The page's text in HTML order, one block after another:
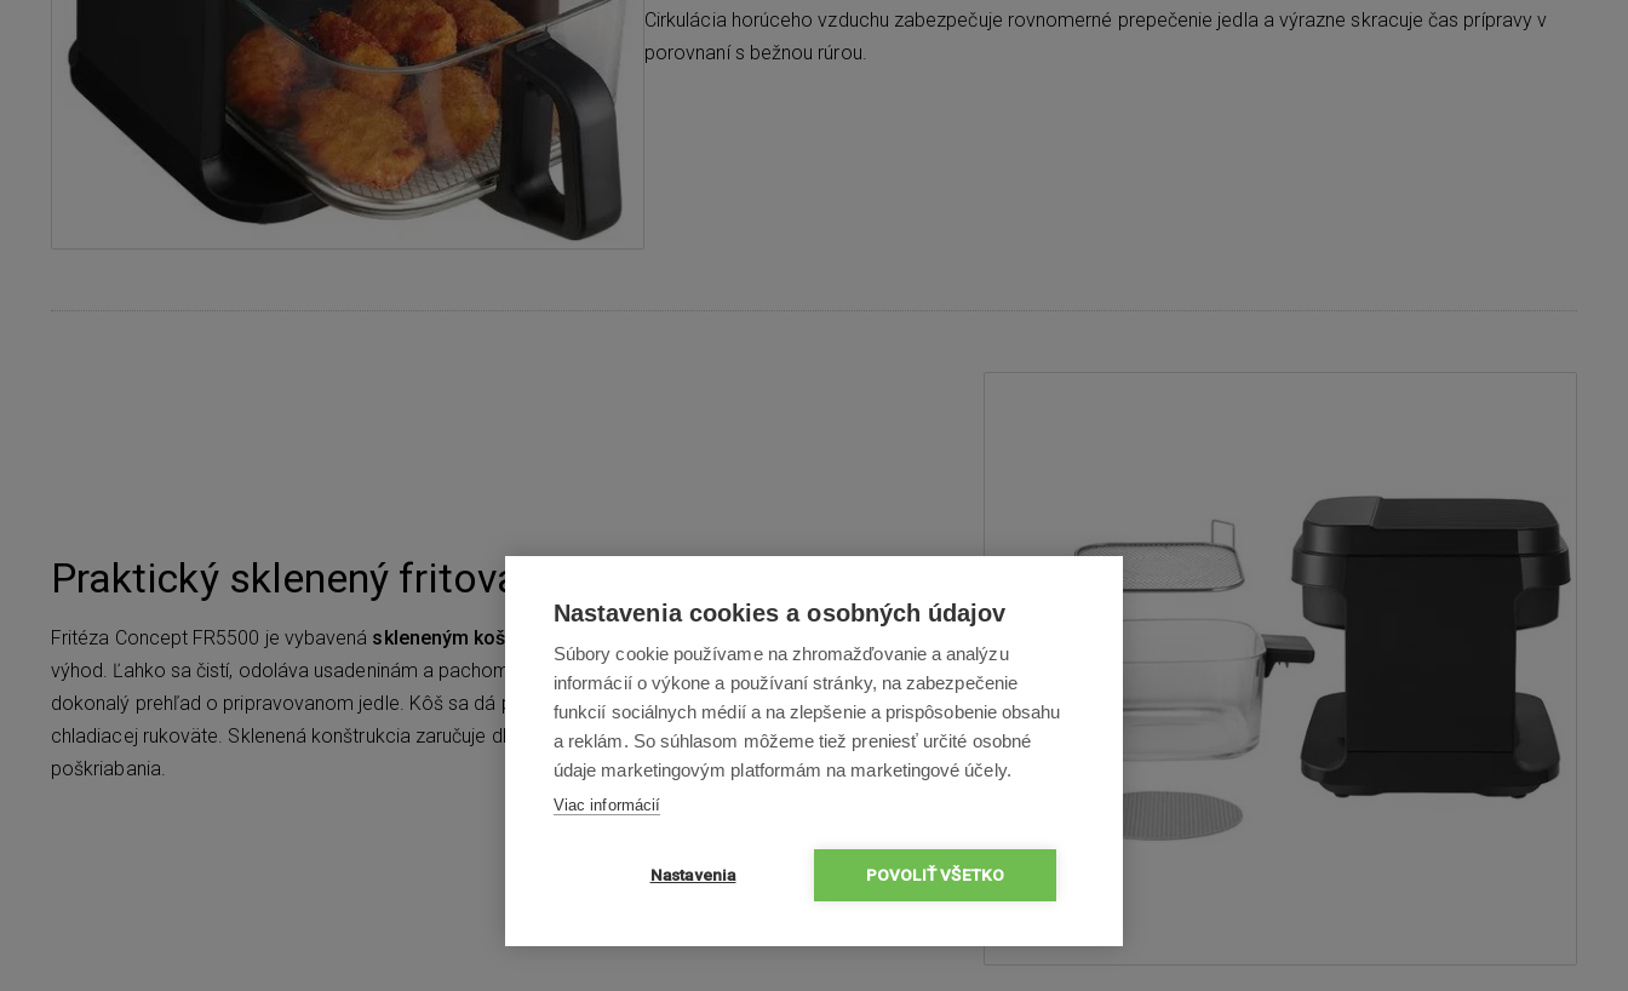
Cirkulácia horúceho vzduchu zabezpečuje rovnomerné prepečenie jedla a výrazne skracuje čas prípravy v
porovnaní s bežnou rúrou.
Praktický sklenený fritovací kôš
Fritéza Concept FR5500 je vybavená skleneným košom s objemom
výhod. Ľahko sa čistí, odoláva usadeninám a pachom, je veľmi robustný a predovšetkým poskytuje
dokonalý prehľad o pripravovanom jedle. Kôš sa dá pohodlne a bezpečne vybrať pomocou veľkej
chladiacej rukoväte. Sklenená konštrukcia zaručuje dlhú životnosť bez známok opotrebovania alebo
poškriabania.
Nastavenia cookies a osobných údajov
Súbory cookie používame na zhromažďovanie a analýzu
informácií o výkone a používaní stránky, na zabezpečenie
funkcií sociálnych médií a na zlepšenie a prispôsobenie obsahu
a reklám. So súhlasom môžeme tiež preniesť určité osobné
údaje marketingovým platformám na marketingové účely.
Viac informácií
Nastavenia POVOLIŤ VŠETKO